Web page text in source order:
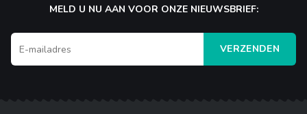
MELD U NU AAN VOOR ONZE NIEUWSBRIEF:
VERZENDEN